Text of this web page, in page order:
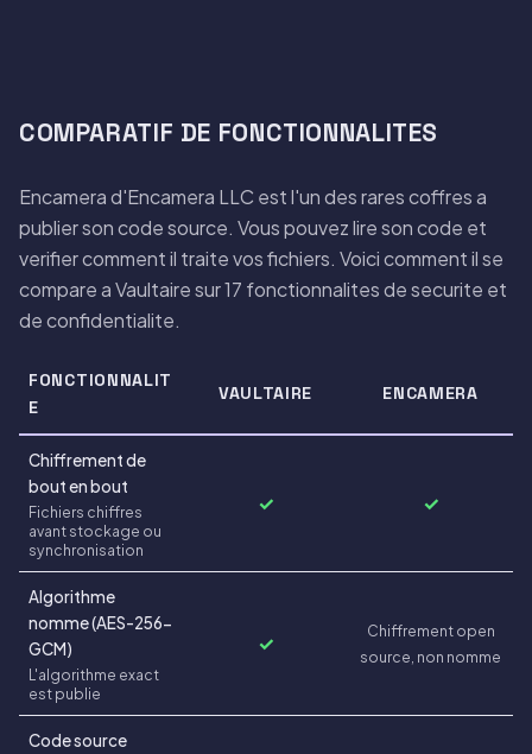
COMPARATIF DE FONCTIONNALITES
Encamera d'Encamera LLC est l'un des rares coffres a
publier son code source. Vous pouvez lire son code et
verifier comment il traite vos fichiers. Voici comment il se
compare a Vaultaire sur 17 fonctionnalites de securite et
de confidentialite.
FONCTIONNALIT
E
VAULTAIRE ENCAMERA
Chiffrement de
bout en bout
Fichiers chiffres
avant stockage ou
synchronisation
✓ ✓
Algorithme
nomme (AES-256-
GCM)
L'algorithme exact
est publie
✓
Chiffrement open
source, non nomme
Code source